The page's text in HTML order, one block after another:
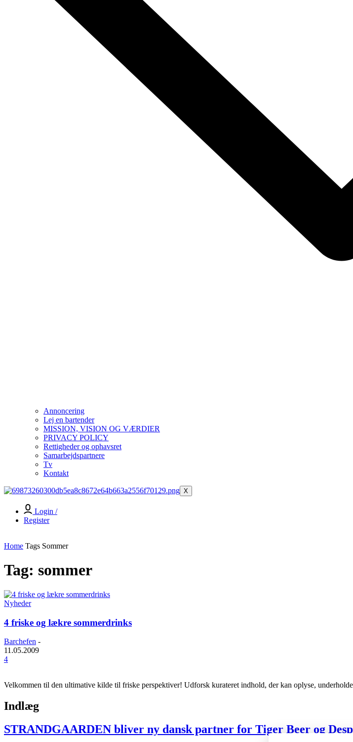
Annoncering
Lej en bartender
MISSION, VISION OG VÆRDIER
PRIVACY POLICY
Rettigheder og ophavsret
Samarbejdspartnere
Tv
Kontakt
X
Login /
Register
Home Tags Sommer
Tag: sommer
Nyheder
4 friske og lækre sommerdrinks
Barchefen -
11.05.2009
4
Velkommen til den ultimative kilde til friske perspektiver! Udforsk kurateret indhold, der kan oplyse,
Indlæg
STRANDGAARDEN bliver ny dansk partner for Tiger Beer og